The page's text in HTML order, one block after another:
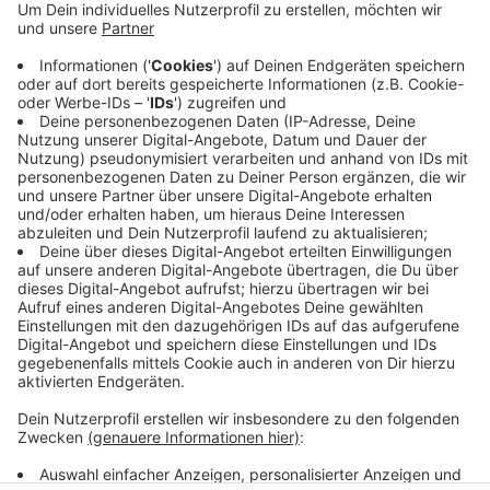
Der Entsorger Remondis sagt auf unsere Nachfrage:
ein Müllwagen hatte einen Defekt. Das hat am
Donnerstag zu Störungen bei der Müllabfuhr in
Hiddingsel geführt. Noch volle gelbe Tonnen sollen
direkt heute nachgeleert werden.
Anzeige
Anzeige